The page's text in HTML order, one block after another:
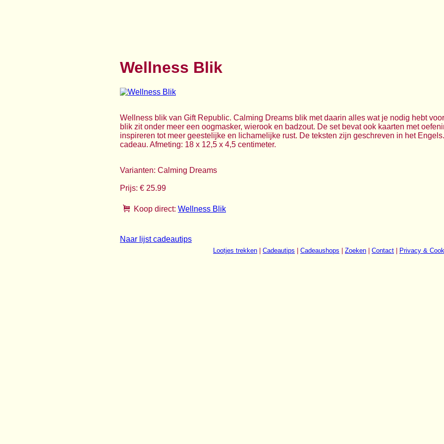
Wellness Blik
Wellness blik van Gift Republic. Calming Dreams blik met daarin alles wat je nodig hebt
blik zit onder meer een oogmasker, wierook en badzout. De set bevat ook kaarten met
inspireren tot meer geestelijke en lichamelijke rust. De teksten zijn geschreven in het
cadeau. Afmeting: 18 x 12,5 x 4,5 centimeter.
Varianten: Calming Dreams
Prijs: € 25.99
Koop direct: Wellness Blik
Naar lijst cadeautips
Lootjes trekken Cadeautips Cadeaushops Zoeken Contact Privacy &